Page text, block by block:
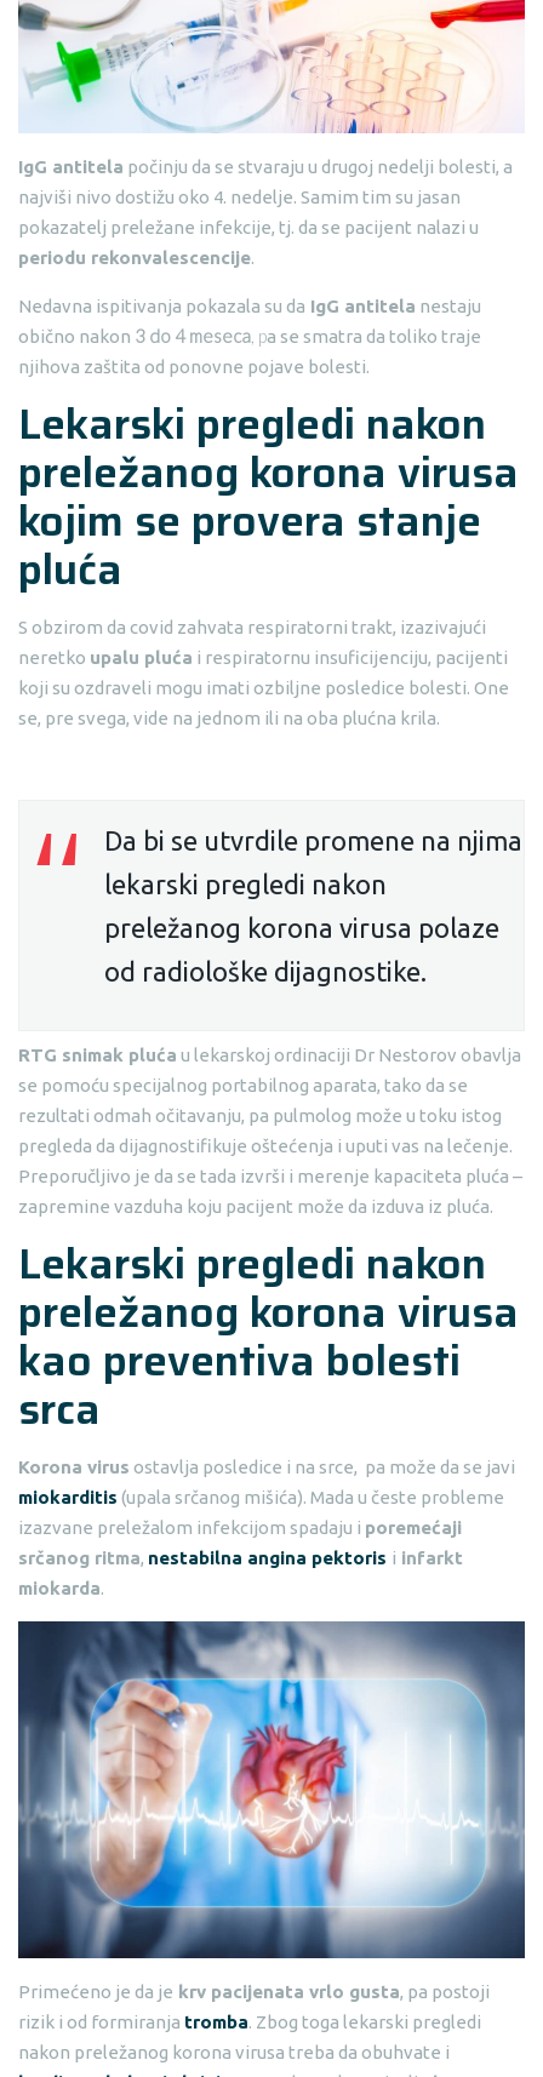
IgG antitela počinju da se stvaraju u drugoj nedelji bolesti, a
najviši nivo dostižu oko 4. nedelje. Samim tim su jasan
pokazatelj preležane infekcije, tj. da se pacijent nalazi u
periodu rekonvalescencije.
Nedavna ispitivanja pokazala su da IgG antitela nestaju
obično nakon 3 do 4 meseca , pa se smatra da toliko traje
njihova zaštita od ponovne pojave bolesti.
Lekarski pregledi nakon
preležanog korona virusa
kojim se provera stanje
pluća
S obzirom da covid zahvata respiratorni trakt, izazivajući
neretko upalu pluća i respiratornu insuficijenciju, pacijenti
koji su ozdraveli mogu imati ozbiljne posledice bolesti. One
se, pre svega, vide na jednom ili na oba plućna krila.
Da bi se utvrdile promene na njima
lekarski pregledi nakon
preležanog korona virusa polaze
od radiološke dijagnostike.
RTG snimak pluća u lekarskoj ordinaciji Dr Nestorov obavlja
se pomoću specijalnog portabilnog aparata, tako da se
rezultati odmah očitavanju, pa pulmolog može u toku istog
pregleda da dijagnostifikuje oštećenja i uputi vas na lečenje.
Preporučljivo je da se tada izvrši i merenje kapaciteta pluća –
zapremine vazduha koju pacijent može da izduva iz pluća.
Lekarski pregledi nakon
preležanog korona virusa
kao preventiva bolesti
srca
Korona virus ostavlja posledice i na srce, pa može da se javi
miokarditis (upala srčanog mišića). Mada u česte probleme
izazvane preležalom infekcijom spadaju i poremećaji
srčanog ritma, nestabilna angina pektoris i infarkt
miokarda.
Primećeno je da je krv pacijenata vrlo gusta, pa postoji
rizik i od formiranja tromba. Zbog toga lekarski pregledi
nakon preležanog korona virusa treba da obuhvate i